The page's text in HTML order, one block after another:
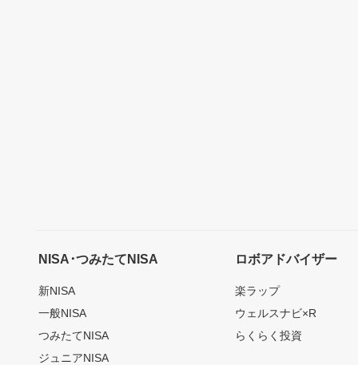
NISA･つみたてNISA
新NISA
一般NISA
つみたてNISA
ジュニアNISA
ロボアドバイザー
楽ラップ
ウェルスナビ×R
らくらく投資